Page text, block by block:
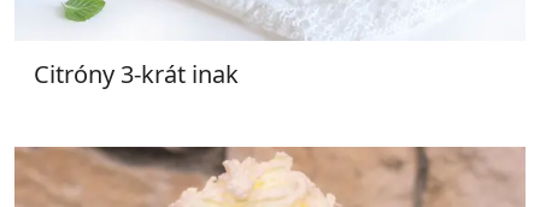
Citróny 3-krát inak